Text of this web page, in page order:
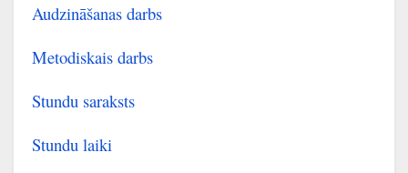
Audzināšanas darbs
Metodiskais darbs
Stundu saraksts
Stundu laiki